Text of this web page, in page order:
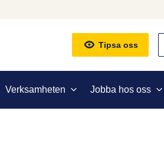
Tipsa oss
Verksamheten Jobba hos oss